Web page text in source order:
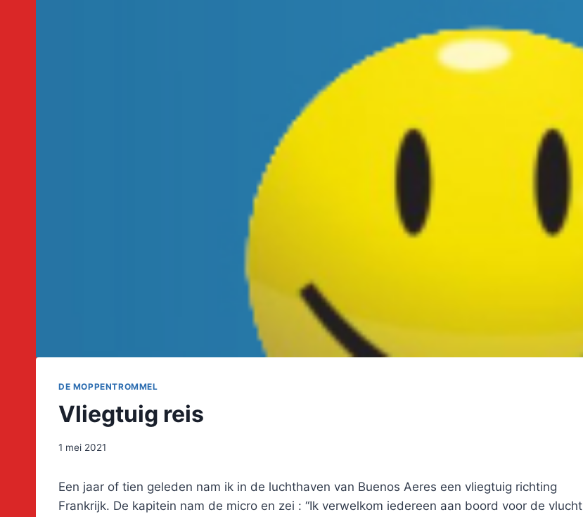
DE MOPPENTROMMEL
Vliegtuig reis
1 mei 2021
Een jaar of tien geleden nam ik in de luchthaven van Buenos Aeres een vliegtuig richting
Frankrijk. De kapitein nam de micro en zei : “Ik verwelkom iedereen aan boord voor de vlucht